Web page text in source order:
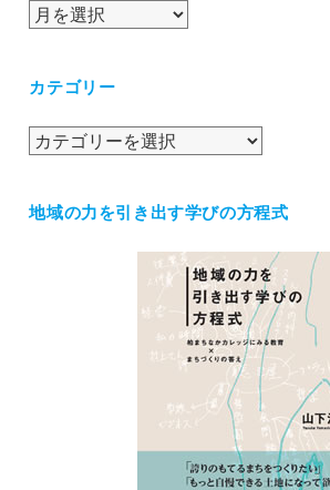
ア
イ
カテゴリー
カ
リ
地域の力を引き出す学びの方程式